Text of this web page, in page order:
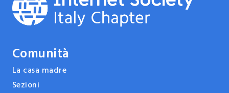
Comunità
La casa madre
Sezioni